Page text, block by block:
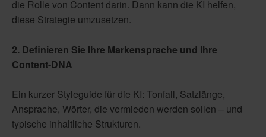
die Rolle von Content darin. Dann kann die KI helfen,
diese Strategie umzusetzen.
2. Definieren Sie Ihre Markensprache und Ihre
Content-DNA
Ein kurzer Styleguide für die KI: Tonfall, Satzlänge,
Ansprache, Wörter, die vermieden werden sollen – und
typische inhaltliche Strukturen.